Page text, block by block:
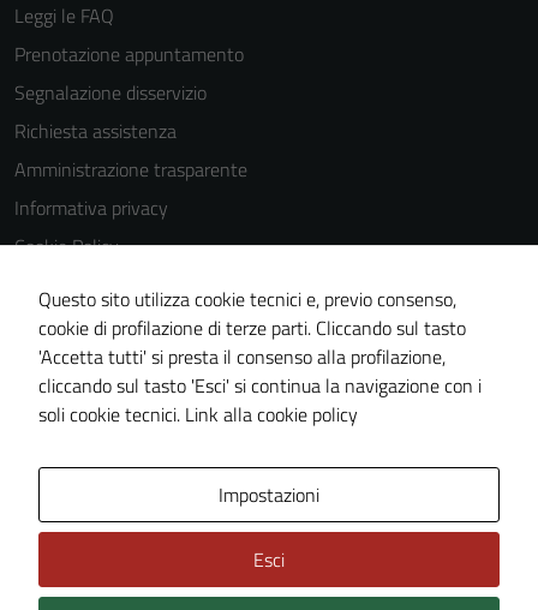
Leggi le FAQ
Prenotazione appuntamento
Segnalazione disservizio
Richiesta assistenza
Amministrazione trasparente
Informativa privacy
Cookie Policy
Note legali
Dichiarazione di accessibilità
Obiettivi di accessiblità
Piano di miglioramento del sito
Questo sito utilizza cookie tecnici e, previo consenso,
cookie di profilazione di terze parti. Cliccando sul tasto
'Accetta tutti' si presta il consenso alla profilazione,
cliccando sul tasto 'Esci' si continua la navigazione con i
soli cookie tecnici. Link alla cookie policy
Impostazioni
Esci